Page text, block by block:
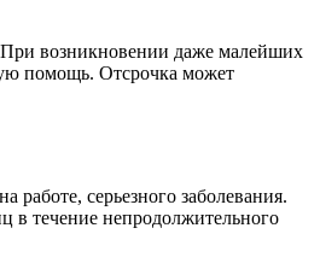
При возникновении даже малейших
помощь. Отсрочка может
работе, серьезного заболевания.
в течение непродолжительного